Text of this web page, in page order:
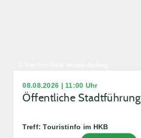
08.08.2026 | 11:00 Uhr
Öffentliche Stadtführung
Treff: Touristinfo im HKB